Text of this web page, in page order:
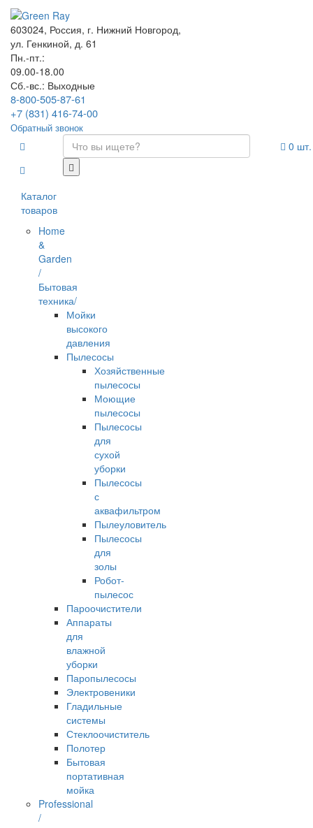
603024, Россия, г. Нижний Новгород,
ул. Генкиной, д. 61
Пн.-пт.:
09.00-18.00
Сб.-вс.: Выходные
8-800-505-87-61
+7 (831) 416-74-00
Обратный звонок
Каталог
товаров
Home
&
Garden
/
Бытовая
техника/
Мойки
высокого
давления
Пылесосы
Хозяйственные
пылесосы
Моющие
пылесосы
Пылесосы
для
сухой
уборки
Пылесосы
с
аквафильтром
Пылеуловитель
Пылесосы
для
золы
Робот-
пылесос
Пароочистители
Аппараты
для
влажной
уборки
Паропылесосы
Электровеники
Гладильные
системы
Стеклоочиститель
Полотер
Бытовая
портативная
мойка
Professional
/
0